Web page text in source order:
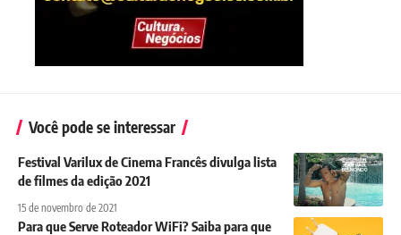
Você pode se interessar
Festival Varilux de Cinema Francês divulga lista
de filmes da edição 2021
15 de novembro de 2021
Para que Serve Roteador WiFi? Saiba para que